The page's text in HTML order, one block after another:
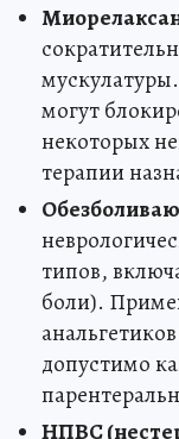
могут
некоторых
терапии
типов,
боли).
допустимо
НПВС